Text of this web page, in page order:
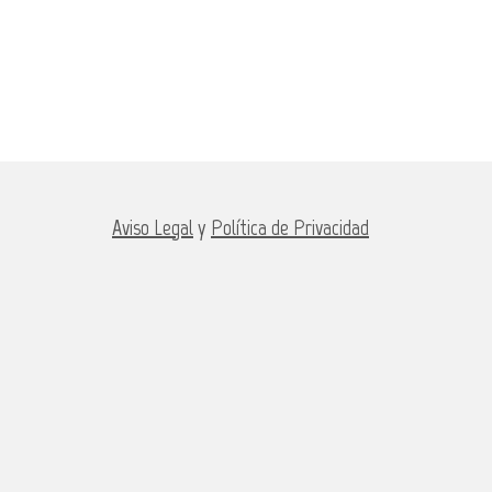
Aviso Legaly Política de Privacidad